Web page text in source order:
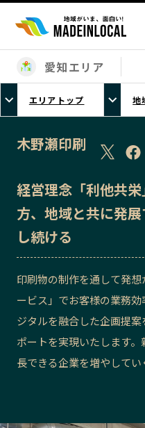
エリアから探す
北海道エリア
岩手エリア
栃木エリア
埼玉エリア
東京23区エリア
富山エリア
福井エリア
長野エリア
静岡エリア
三重エリア
愛知エリア
エリアトップ 地
木野瀬印刷
経営理念「利他共
方、地域と共に発
し続ける
印刷物の制作を通して発
ービス」でお客様の業務
ジタルを融合した企画提
ポートを実現いたします
長できる企業を増やしてい